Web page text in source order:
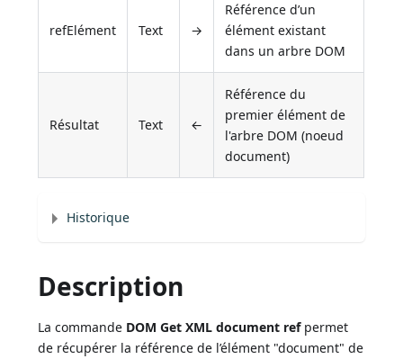
refElément Text →
Référence d’un
élément existant
dans un arbre DOM
Résultat Text ←
Référence du
premier élément de
l'arbre DOM (noeud
document)
Historique
Description
La commande DOM Get XML document refpermet
de récupérer la référence de l’élément "document" de